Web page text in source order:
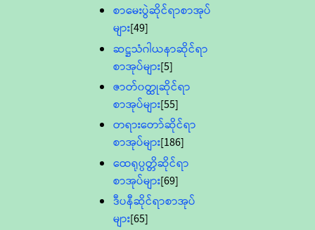
စာမေးပွဲဆိုင်ရာစာအုပ်
များ[49]
ဆဋ္ဌသံဂါယနာဆိုင်ရာ
စာအုပ်များ[5]
ဇာတ်၀တ္ထုဆိုင်ရာ
စာအုပ်များ[55]
တရားတော်ဆိုင်ရာ
စာအုပ်များ[186]
ထေရုပ္ပတ္တိဆိုင်ရာ
စာအုပ်များ[69]
ဒီပနီဆိုင်ရာစာအုပ်
များ[65]